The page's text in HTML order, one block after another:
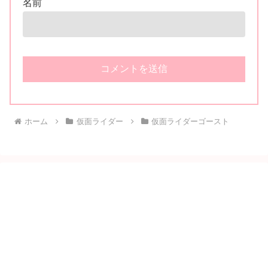
名前
ホーム 仮面ライダー 仮面ライダーゴースト